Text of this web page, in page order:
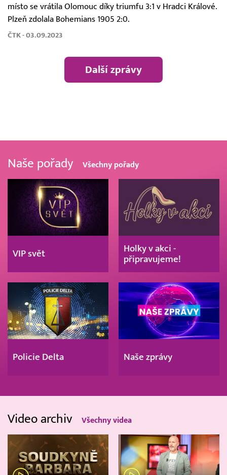
místo se vrátila Olomouc díky triumfu 3:1 v Hradci Králové.
Plzeň zdolala Bohemians 1905 2:0.
ČTK - 03.09.2023
Další zprávy
Naše pořady Všechny pořady
VIP svět
Holky v akci -
připravujeme!
Policie Delta Naše zprávy
Video archiv Všechny videa